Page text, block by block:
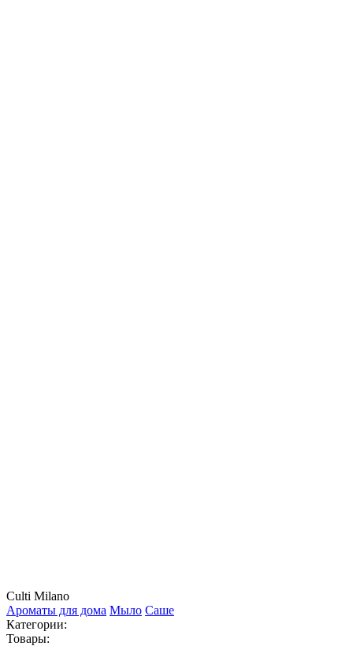
Culti Milano
Ароматы для дома Мыло Саше
Категории:
Товары: